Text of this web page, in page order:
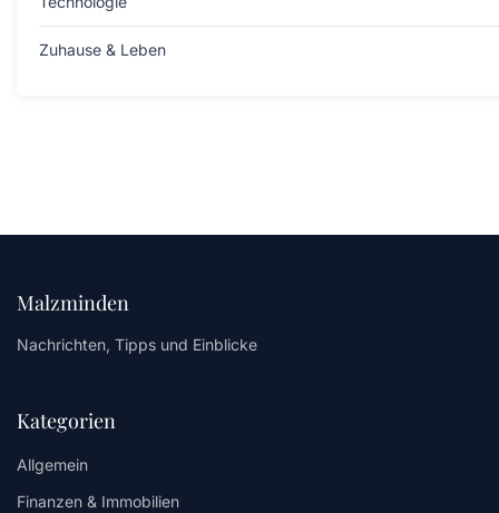
Zuhause & Leben
Malzminden
Nachrichten, Tipps und Einblicke
Kategorien
Allgemein
Finanzen & Immobilien